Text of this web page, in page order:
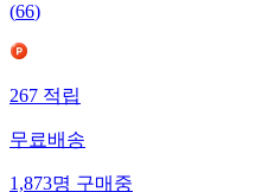
(66)
267 적립
무료배송
1,873명 구매중